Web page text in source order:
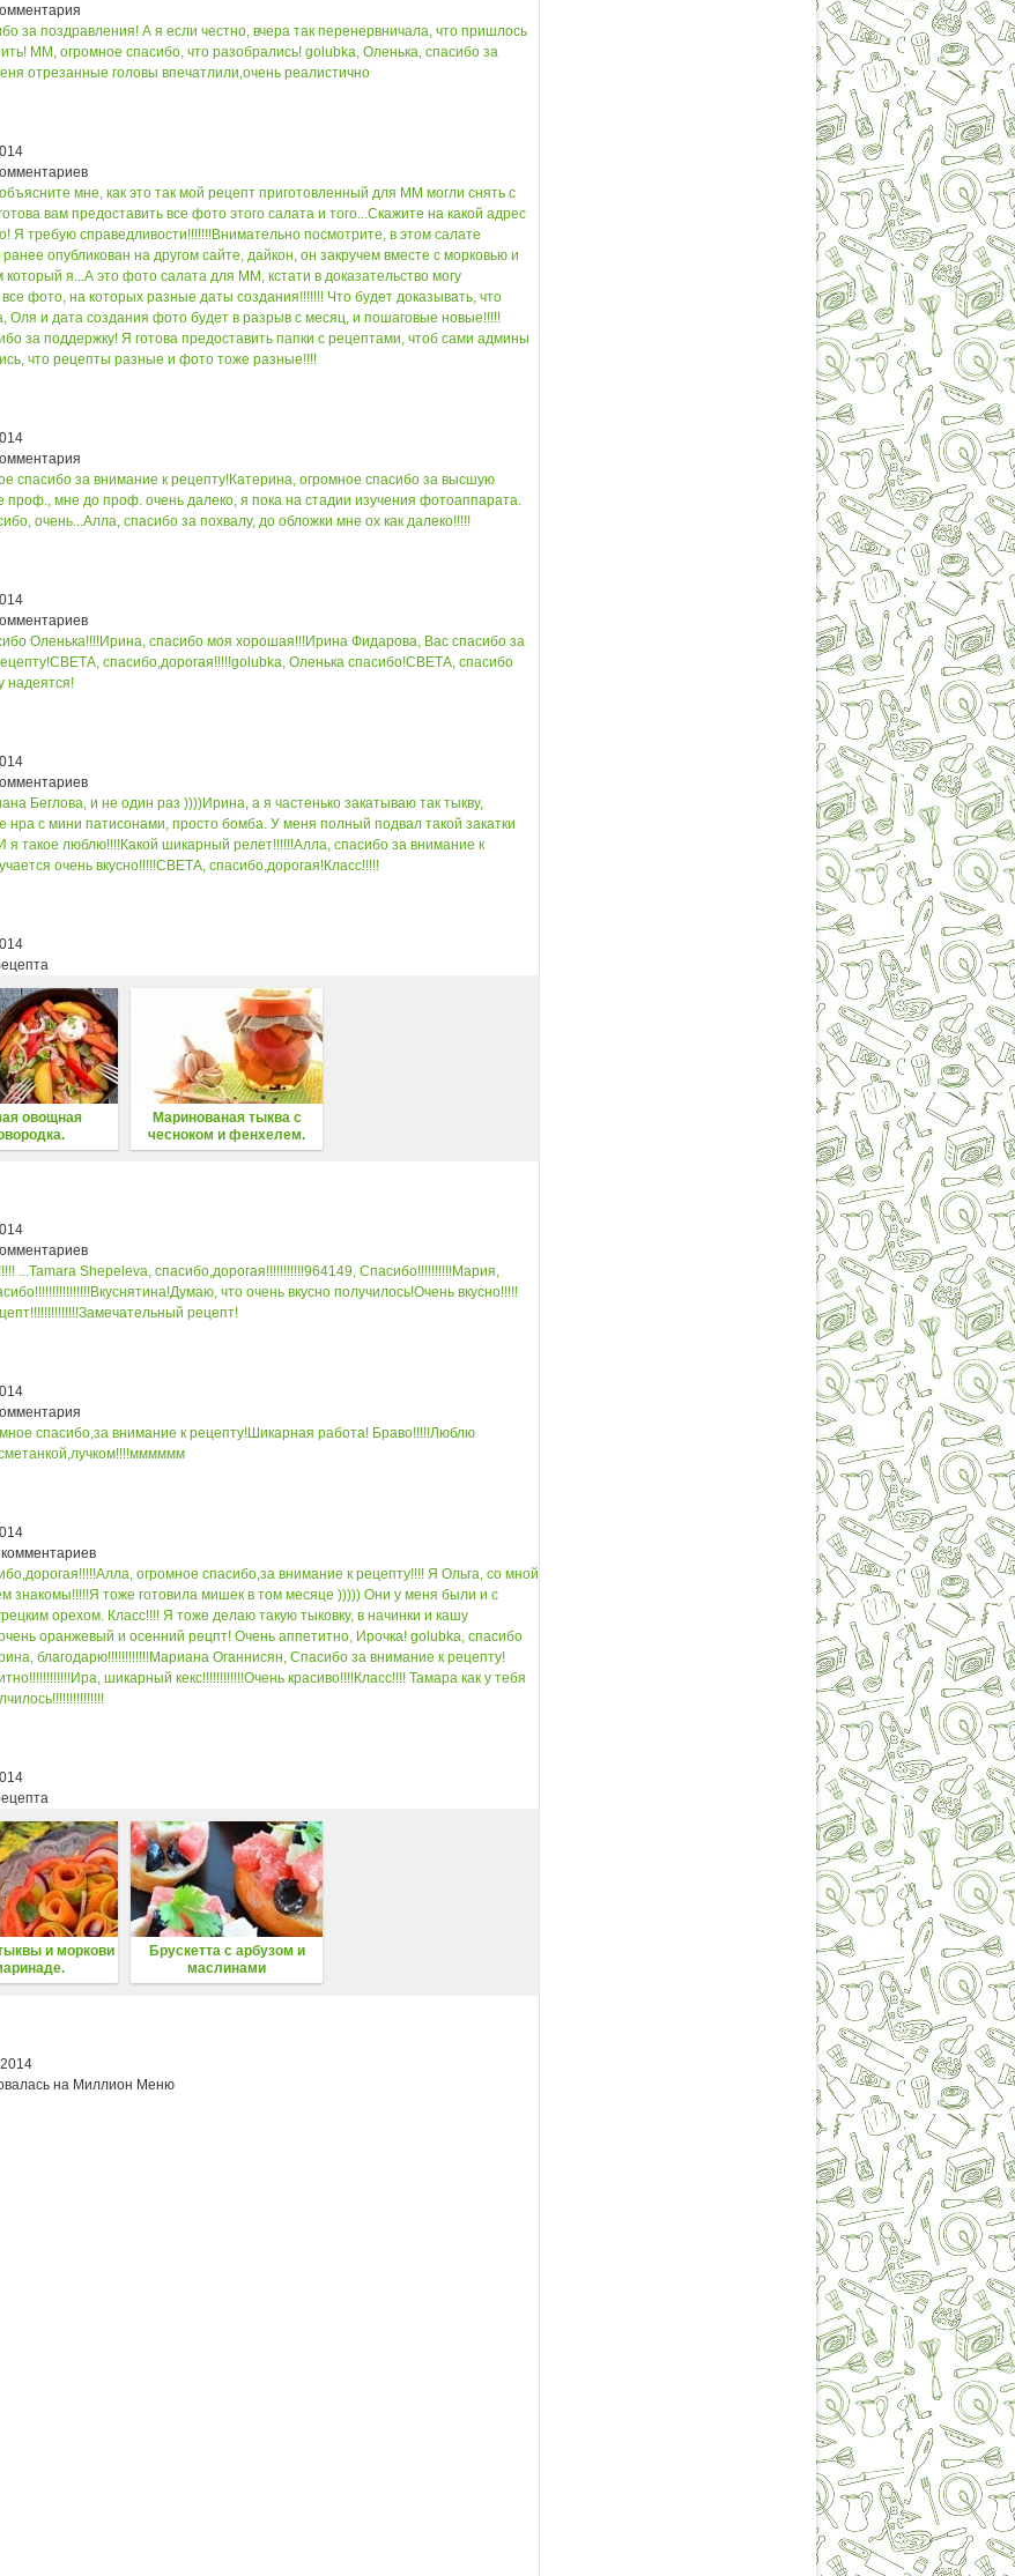
за поздравления! А я если честно, вчера так перенервничала, что пришлось
ММ, огромное спасибо, что разобрались! golubka, Оленька, спасибо за
отрезанные головы впечатлили,очень реалистично
мне, как это так мой рецепт приготовленный для ММ могли снять с
вам предоставить все фото этого салата и того...Скажите на какой адрес
Я требую справедливости!!!!!!!Внимательно посмотрите, в этом салате
опубликован на другом сайте, дайкон, он закручем вместе с морковью и
который я...А это фото салата для ММ, кстати в доказательство могу
фото, на которых разные даты создания!!!!!!! Что будет доказывать, что
Оля и дата создания фото будет в разрыв с месяц, и пошаговые новые!!!!!
за поддержку! Я готова предоставить папки с рецептами, чтоб сами админы
что рецепты разные и фото тоже разные!!!!
спасибо за внимание к рецепту!Катерина, огромное спасибо за высшую
проф., мне до проф. очень далеко, я пока на стадии изучения фотоаппарата.
очень...Алла, спасибо за похвалу, до обложки мне ох как далеко!!!!!
Оленька!!!!Ирина, спасибо моя хорошая!!!Ирина Фидарова, Вас спасибо за
СВЕТА, спасибо,дорогая!!!!!golubka, Оленька спасибо!СВЕТА, спасибо
надеятся!
Беглова, и не один раз ))))Ирина, а я частенько закатываю так тыкву,
нра с мини патисонами, просто бомба. У меня полный подвал такой закатки
я такое люблю!!!!Какой шикарный релет!!!!!!Алла, спасибо за внимание к
очень вкусно!!!!!СВЕТА, спасибо,дорогая!Класс!!!!!
овощная
Маринованая тыква с
чесноком и фенхелем.
...Tamara Shepeleva, спасибо,дорогая!!!!!!!!!!!964149, Спасибо!!!!!!!!!!Мария,
Вкуснятина!Думаю, что очень вкусно получилось!Очень вкусно!!!!!
Замечательный рецепт!
спасибо,за внимание к рецепту!Шикарная работа! Браво!!!!!Люблю
Алла, огромное спасибо,за внимание к рецепту!!!! Я Ольга, со мной
знакомы!!!!!Я тоже готовила мишек в том месяце ))))) Они у меня были и с
орехом. Класс!!!! Я тоже делаю такую тыковку, в начинки и кашу
оранжевый и осенний рецпт! Очень аппетитно, Ирочка! golubka, спасибо
благодарю!!!!!!!!!!!!Мариана Оганнисян, Спасибо за внимание к рецепту!
Ира, шикарный кекс!!!!!!!!!!!!Очень красиво!!!!Класс!!!! Тамара как у тебя
и моркови
Брускетта с арбузом и
маслинами
на Миллион Меню